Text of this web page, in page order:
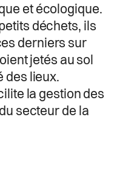
et écologique.
déchets, ils
derniers sur
jetés au sol
des lieux.
la gestion des
secteur de la